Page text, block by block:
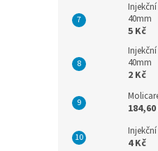
40mm
5 Kč
40mm
2 Kč
4 Kč